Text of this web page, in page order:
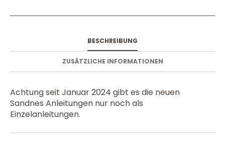
BESCHREIBUNG
ZUSÄTZLICHE INFORMATIONEN
Achtung seit Januar 2024 gibt es die neuen
Sandnes Anleitungen nur noch als
Einzelanleitungen.